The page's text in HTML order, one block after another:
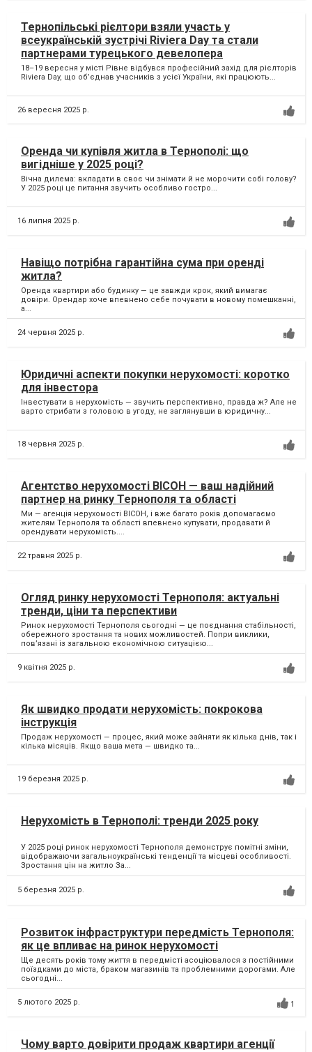
Тернопільські рієлтори взяли участь у
всеукраїнській зустрічі Riviera Day та стали
партнерами турецького девелопера
18–19 вересня у місті Рівне відбувся професійний захід для рієлторів
Riviera Day, що об’єднав учасників з усієї України, які працюють...
26 вересня 2025 р.
Оренда чи купівля житла в Тернополі: що
вигідніше у 2025 році?
Вічна дилема: вкладати в своє чи знімати й не морочити собі голову?
У 2025 році це питання звучить особливо гостро...
16 липня 2025 р.
Навіщо потрібна гарантійна сума при оренді
житла?
Оренда квартири або будинку — це завжди крок, який вимагає
довіри. Орендар хоче впевнено себе почувати в новому помешканні,
а...
24 червня 2025 р.
Юридичні аспекти покупки нерухомості: коротко
для інвестора
Інвестувати в нерухомість — звучить перспективно, правда ж? Але не
варто стрибати з головою в угоду, не заглянувши в юридичну...
18 червня 2025 р.
Агентство нерухомості ВІСОН — ваш надійний
партнер на ринку Тернополя та області
Ми — агенція нерухомості ВІСОН, і вже багато років допомагаємо
жителям Тернополя та області впевнено купувати, продавати й
орендувати нерухомість....
22 травня 2025 р.
Огляд ринку нерухомості Тернополя: актуальні
тренди, ціни та перспективи
Ринок нерухомості Тернополя сьогодні — це поєднання стабільності,
обережного зростання та нових можливостей. Попри виклики,
пов’язані із загальною економічною ситуацією...
9 квітня 2025 р.
Як швидко продати нерухомість: покрокова
інструкція
Продаж нерухомості — процес, який може зайняти як кілька днів, так і
кілька місяців. Якщо ваша мета — швидко та...
19 березня 2025 р.
Нерухомість в Тернополі: тренди 2025 року
У 2025 році ринок нерухомості Тернополя демонструє помітні зміни,
відображаючи загальноукраїнські тенденції та місцеві особливості.
Зростання цін на житло За...
5 березня 2025 р.
Розвиток інфраструктури передмість Тернополя:
як це впливає на ринок нерухомості
Ще десять років тому життя в передмісті асоціювалося з постійними
поїздками до міста, браком магазинів та проблемними дорогами. Але
сьогодні...
5 лютого 2025 р. 1
Чому варто довірити продаж квартири агенції